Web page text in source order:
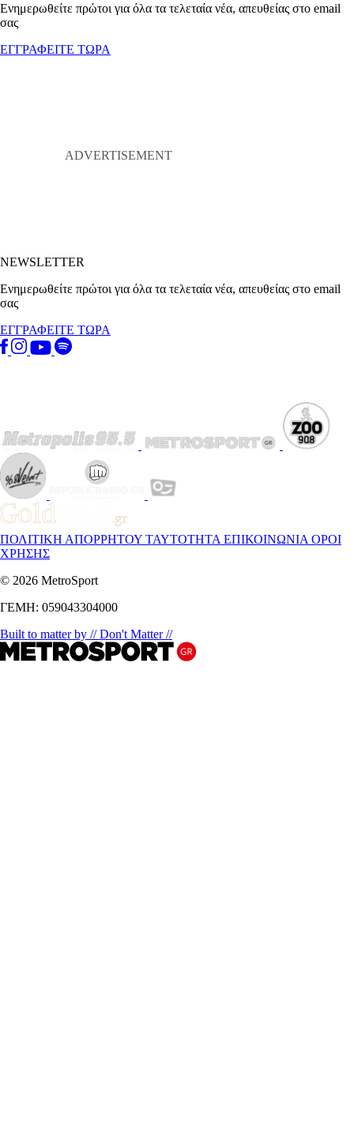
Ενημερωθείτε πρώτοι για όλα τα τελεταία νέα, απευθείας στο email
σας
ΕΓΓΡΑΦΕΙΤΕ ΤΩΡΑ
NEWSLETTER
Ενημερωθείτε πρώτοι για όλα τα τελεταία νέα, απευθείας στο email
σας
ΕΓΓΡΑΦΕΙΤΕ ΤΩΡΑ
ΠΟΛΙΤΙΚΗ ΑΠΟΡΡΗΤΟΥ ΤΑΥΤΟΤΗΤΑ ΕΠΙΚΟΙΝΩΝΙΑ ΟΡΟΙ
ΧΡΗΣΗΣ
© 2026 MetroSport
ΓΕΜΗ: 059043304000
Built to matter by // Don't Matter //